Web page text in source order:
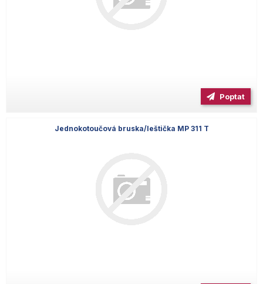
Poptat
Jednokotoučová bruska/leštička MP 311 T